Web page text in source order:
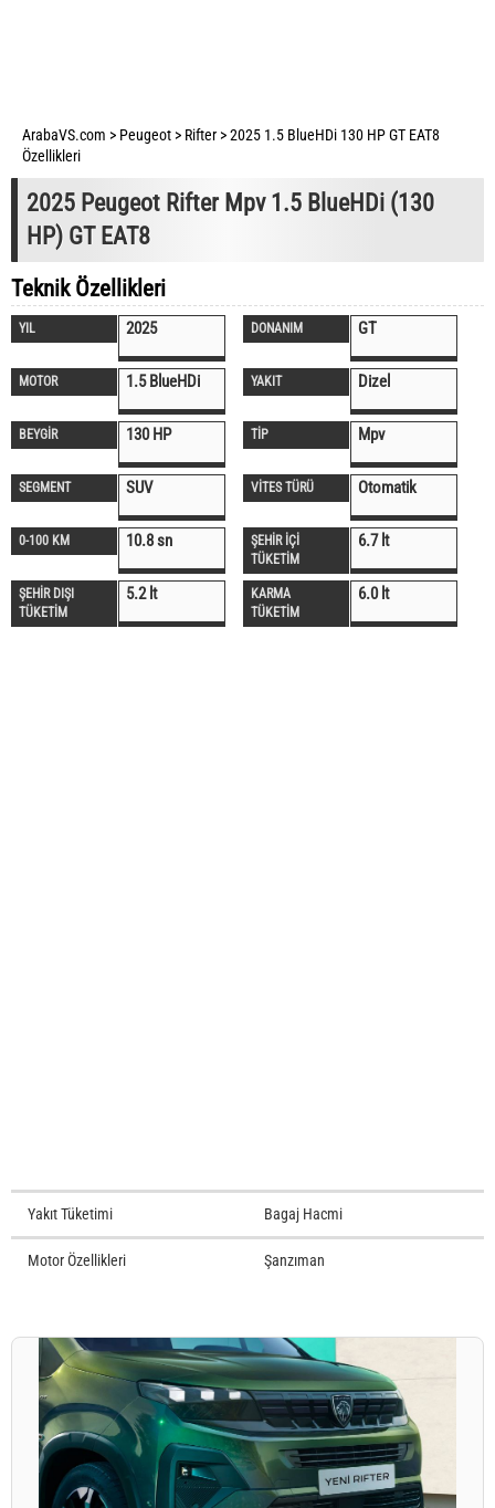
ArabaVS.com > Peugeot > Rifter >2025 1.5 BlueHDi 130 HP GT EAT8
Özellikleri
2025 Peugeot Rifter Mpv 1.5 BlueHDi (130
HP) GT EAT8
Teknik Özellikleri
YIL 2025 DONANIM GT
MOTOR 1.5 BlueHDi YAKIT Dizel
BEYGİR 130 HP TİP Mpv
SEGMENT SUV VİTES TÜRÜ Otomatik
0-100 KM 10.8 sn
ŞEHİR İÇİ
TÜKETİM
6.7 lt
ŞEHİR DIŞI
TÜKETİM
5.2 lt
KARMA
TÜKETİM
6.0 lt
Yakıt Tüketimi Bagaj Hacmi
Motor Özellikleri Şanzıman